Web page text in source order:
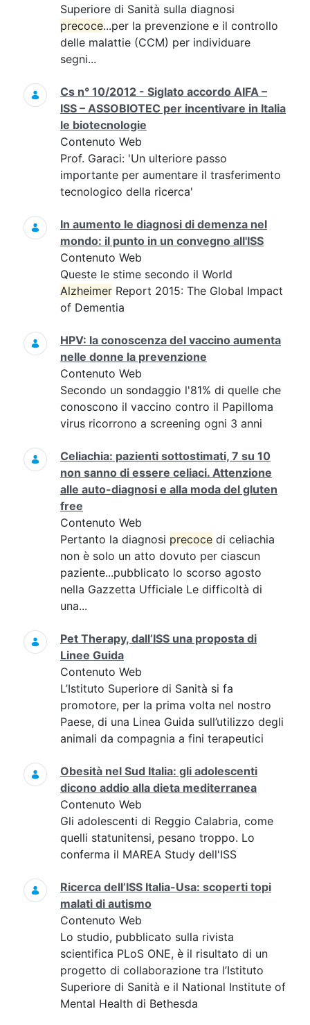
Superiore di Sanità sulla diagnosi
precoce...per la prevenzione e il controllo
delle malattie (CCM) per individuare
segni...
Cs n° 10/2012 - Siglato accordo AIFA –
ISS – ASSOBIOTEC per incentivare in Italia
le biotecnologie
Contenuto Web
Prof. Garaci: 'Un ulteriore passo
importante per aumentare il trasferimento
tecnologico della ricerca'
In aumento le diagnosi di demenza nel
mondo: il punto in un convegno all'ISS
Contenuto Web
Queste le stime secondo il World
Alzheimer Report 2015: The Global Impact
of Dementia
HPV: la conoscenza del vaccino aumenta
nelle donne la prevenzione
Contenuto Web
Secondo un sondaggio l'81% di quelle che
conoscono il vaccino contro il Papilloma
virus ricorrono a screening ogni 3 anni
Celiachia: pazienti sottostimati, 7 su 10
non sanno di essere celiaci. Attenzione
alle auto-diagnosi e alla moda del gluten
free
Contenuto Web
Pertanto la diagnosi precoce di celiachia
non è solo un atto dovuto per ciascun
paziente...pubblicato lo scorso agosto
nella Gazzetta Ufficiale Le difficoltà di
una...
Pet Therapy, dall’ISS una proposta di
Linee Guida
Contenuto Web
L’Istituto Superiore di Sanità si fa
promotore, per la prima volta nel nostro
Paese, di una Linea Guida sull’utilizzo degli
animali da compagnia a fini terapeutici
Obesità nel Sud Italia: gli adolescenti
dicono addio alla dieta mediterranea
Contenuto Web
Gli adolescenti di Reggio Calabria, come
quelli statunitensi, pesano troppo. Lo
conferma il MAREA Study dell'ISS
Ricerca dell’ISS Italia-Usa: scoperti topi
malati di autismo
Contenuto Web
Lo studio, pubblicato sulla rivista
scientifica PLoS ONE, è il risultato di un
progetto di collaborazione tra l’Istituto
Superiore di Sanità e il National Institute of
Mental Health di Bethesda